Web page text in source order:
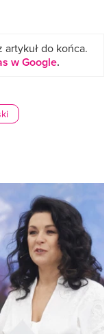
artykuł do końca.
w Google.